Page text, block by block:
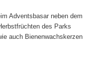
Adventsbasar neben dem
des Parks
auch Bienenwachskerzen